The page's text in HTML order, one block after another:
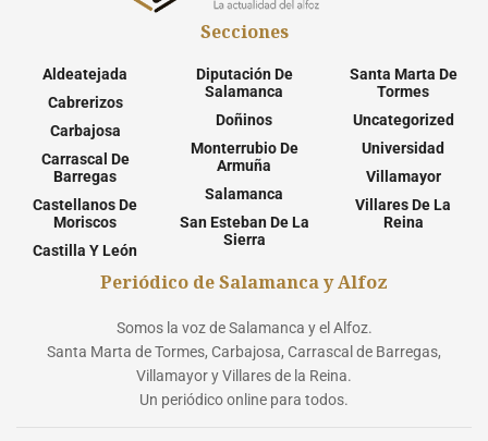
Secciones
Aldeatejada
Cabrerizos
Carbajosa
Carrascal De
Barregas
Castellanos De
Moriscos
Castilla Y León
Diputación De
Salamanca
Doñinos
Monterrubio De
Armuña
Salamanca
San Esteban De La
Sierra
Santa Marta De
Tormes
Uncategorized
Universidad
Villamayor
Villares De La
Reina
Periódico de Salamanca y Alfoz
Somos la voz de Salamanca y el Alfoz.
Santa Marta de Tormes, Carbajosa, Carrascal de Barregas,
Villamayor y Villares de la Reina.
Un periódico online para todos.